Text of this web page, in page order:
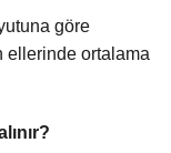
göre
ellerinde ortalama